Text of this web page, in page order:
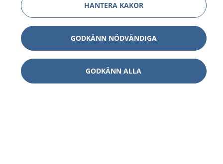
HANTERA KAKOR
GODKÄNN NÖDVÄNDIGA
GODKÄNN ALLA